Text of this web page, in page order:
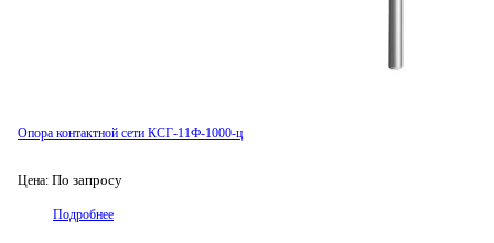
Опора контактной сети КСГ-11Ф-1000-ц
Цена: По запросу
Подробнее